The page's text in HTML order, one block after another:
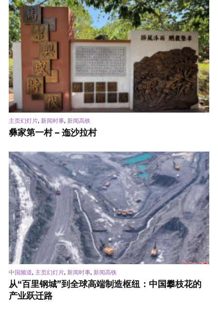
主页幻灯片, 新闻时事, 新闻高铁
彝家第一村 – 迤沙拉村
中国频道, 主页幻灯片, 新闻时事, 新闻高铁
从“百里钢城”到全球高端制造枢纽：中国攀枝花的
产业跃迁路